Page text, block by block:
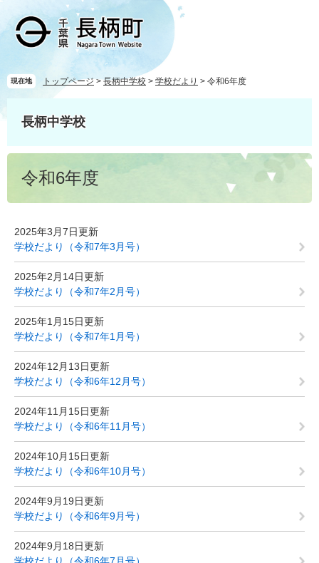
ー
す
ニ
し
文
現在地 トップページ >長柄中学校 > 学校だより > 令和6年度
長柄中学校
令和6年度
2025年3月7日更新
学校だより（令和7年3月号）
2025年2月14日更新
学校だより（令和7年2月号）
2025年1月15日更新
学校だより（令和7年1月号）
2024年12月13日更新
学校だより（令和6年12月号）
2024年11月15日更新
学校だより（令和6年11月号）
2024年10月15日更新
学校だより（令和6年10月号）
2024年9月19日更新
学校だより（令和6年9月号）
2024年9月18日更新